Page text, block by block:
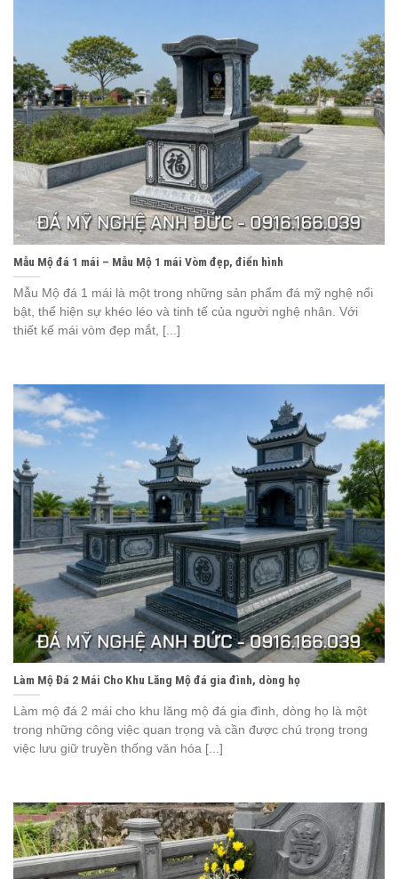
Mẫu Mộ đá 1 mái – Mẫu Mộ 1 mái Vòm đẹp, điển hình
Mẫu Mộ đá 1 mái là một trong những sản phẩm đá mỹ nghệ nổi
bật, thể hiện sự khéo léo và tinh tế của người nghệ nhân. Với
thiết kế mái vòm đẹp mắt, [...]
Làm Mộ Đá 2 Mái Cho Khu Lăng Mộ đá gia đình, dòng họ
Làm mộ đá 2 mái cho khu lăng mộ đá gia đình, dòng họ là một
trong những công việc quan trọng và cần được chú trọng trong
việc lưu giữ truyền thống văn hóa [...]